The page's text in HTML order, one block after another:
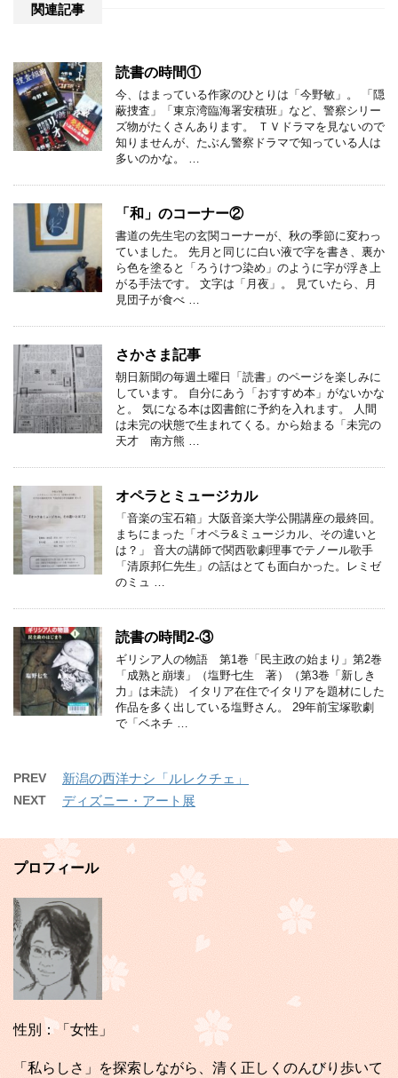
関連記事
読書の時間①
今、はまっている作家のひとりは「今野敏」。 「隠
蔽捜査」「東京湾臨海署安積班」など、警察シリー
ズ物がたくさんあります。 ＴＶドラマを見ないので
知りませんが、たぶん警察ドラマで知っている人は
多いのかな。 …
「和」のコーナー②
書道の先生宅の玄関コーナーが、秋の季節に変わっ
ていました。 先月と同じに白い液で字を書き、裏か
ら色を塗ると「ろうけつ染め」のように字が浮き上
がる手法です。 文字は「月夜」。 見ていたら、月
見団子が食べ …
さかさま記事
朝日新聞の毎週土曜日「読書」のページを楽しみに
しています。 自分にあう「おすすめ本」がないかな
と。 気になる本は図書館に予約を入れます。 人間
は未完の状態で生まれてくる。から始まる「未完の
天才 南方熊 …
オペラとミュージカル
「音楽の宝石箱」大阪音楽大学公開講座の最終回。
まちにまった「オペラ&ミュージカル、その違いと
は？」 音大の講師で関西歌劇理事でテノール歌手
「清原邦仁先生」の話はとても面白かった。レミゼ
のミュ …
読書の時間2-③
ギリシア人の物語 第1巻「民主政の始まり」第2巻
「成熟と崩壊」（塩野七生 著）（第3巻「新しき
力」は未読） イタリア在住でイタリアを題材にした
作品を多く出している塩野さん。 29年前宝塚歌劇
で「ベネチ …
PREV 新潟の西洋ナシ「ルレクチェ」
NEXT ディズニー・アート展
プロフィール
性別：「女性」
「私らしさ」を探索しながら、清く正しくのんびり歩いて